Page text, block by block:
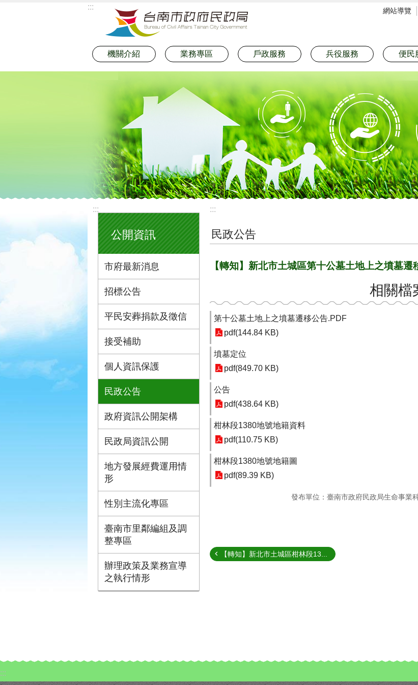
::: 網站導覽
機關介紹 業務專區 戶政服務 兵役服務 便民
:::
公開資訊
市府最新消息
招標公告
平民安葬捐款及徵信
接受補助
個人資訊保護
民政公告
政府資訊公開架構
民政局資訊公開
地方發展經費運用情
形
性別主流化專區
臺南市里鄰編組及調
整專區
辦理政策及業務宣導
之執行情形
:::
民政公告
【轉知】新北市土城區第十公墓土地上之墳墓遷
相關檔
第十公墓土地上之墳墓遷移公告.PDF
pdf(144.84 KB)
墳墓定位
pdf(849.70 KB)
公告
pdf(438.64 KB)
柑林段1380地號地籍資料
pdf(110.75 KB)
柑林段1380地號地籍圖
pdf(89.39 KB)
發布單位：臺南市政府民政局生命事業
【轉知】新北市土城區柑林段13...
:::